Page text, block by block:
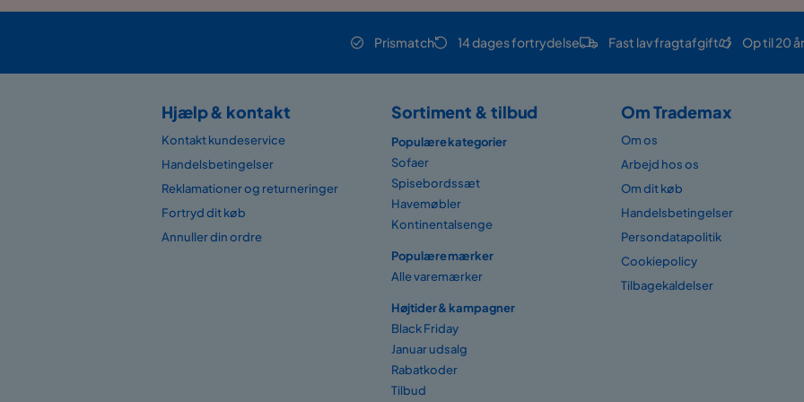
Prismatch 14 dages fortrydelse Fast lav fragtafgift Op til 20
Hjælp & kontakt
Kontakt kundeservice
Handelsbetingelser
Reklamationer og returneringer
Fortryd dit køb
Annuller din ordre
Sortiment & tilbud
Populære kategorier
Sofaer
Spisebordssæt
Havemøbler
Kontinentalsenge
Populære mærker
Alle varemærker
Højtider & kampagner
Black Friday
Januar udsalg
Rabatkoder
Tilbud
Om Trademax
Om os
Arbejd hos os
Om dit køb
Handelsbetingelser
Persondatapolitik
Cookiepolicy
Tilbagekaldelser